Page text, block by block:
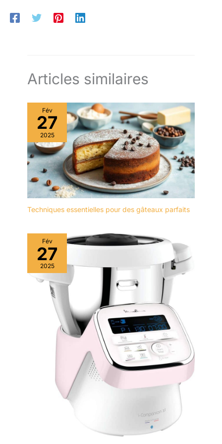
RECETTES : l'application MonActifry vous propose plus de
Articles similaires
Fév
27
2025
Techniques essentielles pour des gâteaux parfaits
Fév
27
2025